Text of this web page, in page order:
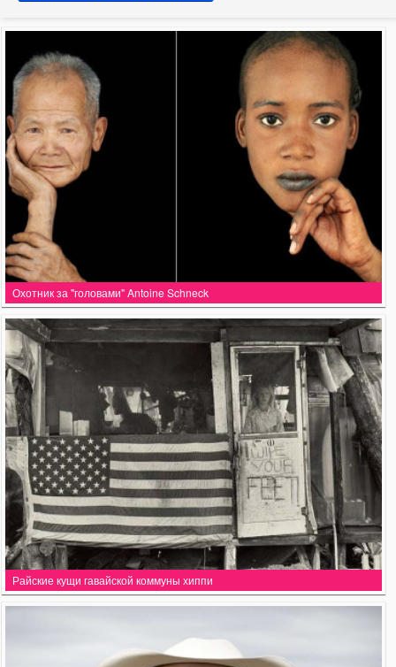
Охотник за "головами" Antoine Schneck
Райские кущи гавайской коммуны хиппи